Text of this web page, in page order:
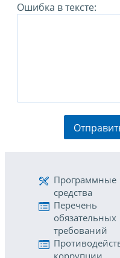
Ошибка в тексте:
Программные
средства
Перечень
обязательных
требований
коррупции